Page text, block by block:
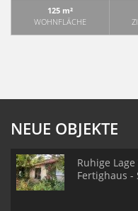
125 m²
WOHNFLÄCHE
NEUE OBJEKTE
Ruhige
Fertighaus -